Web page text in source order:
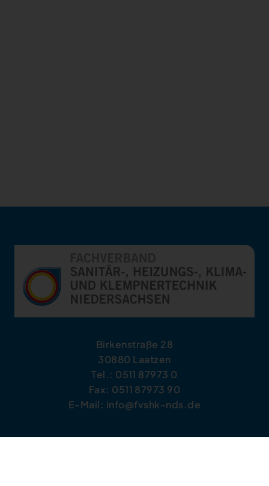
Birkenstraße 28
30880 Laatzen
Tel.: 0511 87973 0
Fax: 0511 87973 90
E-Mail: info@fvshk-nds.de